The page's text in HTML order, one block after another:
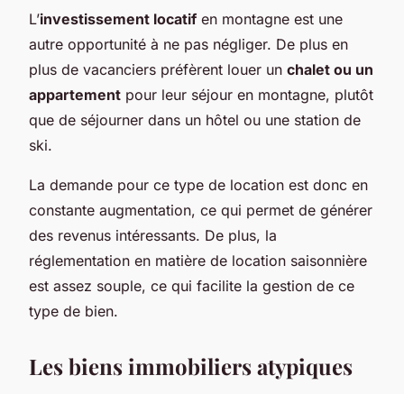
L’investissement locatifen montagne est une
autre opportunité à ne pas négliger. De plus en
plus de vacanciers préfèrent louer un chalet ou un
appartement pour leur séjour en montagne, plutôt
que de séjourner dans un hôtel ou une station de
ski.
La demande pour ce type de location est donc en
constante augmentation, ce qui permet de générer
des revenus intéressants. De plus, la
réglementation en matière de location saisonnière
est assez souple, ce qui facilite la gestion de ce
type de bien.
Les biens immobiliers atypiques